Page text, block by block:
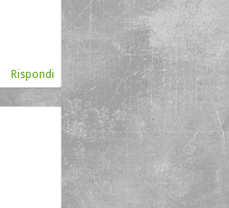
Rispondi